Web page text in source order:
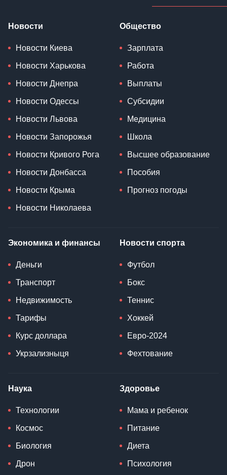
Новости
Новости Киева
Новости Харькова
Новости Днепра
Новости Одессы
Новости Львова
Новости Запорожья
Новости Кривого Рога
Новости Донбасса
Новости Крыма
Новости Николаева
Общество
Зарплата
Работа
Выплаты
Субсидии
Медицина
Школа
Высшее образование
Пособия
Прогноз погоды
Экономика и финансы
Деньги
Транспорт
Недвижимость
Тарифы
Курс доллара
Укрзализныця
Новости спорта
Футбол
Бокс
Теннис
Хоккей
Евро-2024
Фехтование
Наука
Технологии
Космос
Биология
Дрон
Здоровье
Мама и ребенок
Питание
Диета
Психология